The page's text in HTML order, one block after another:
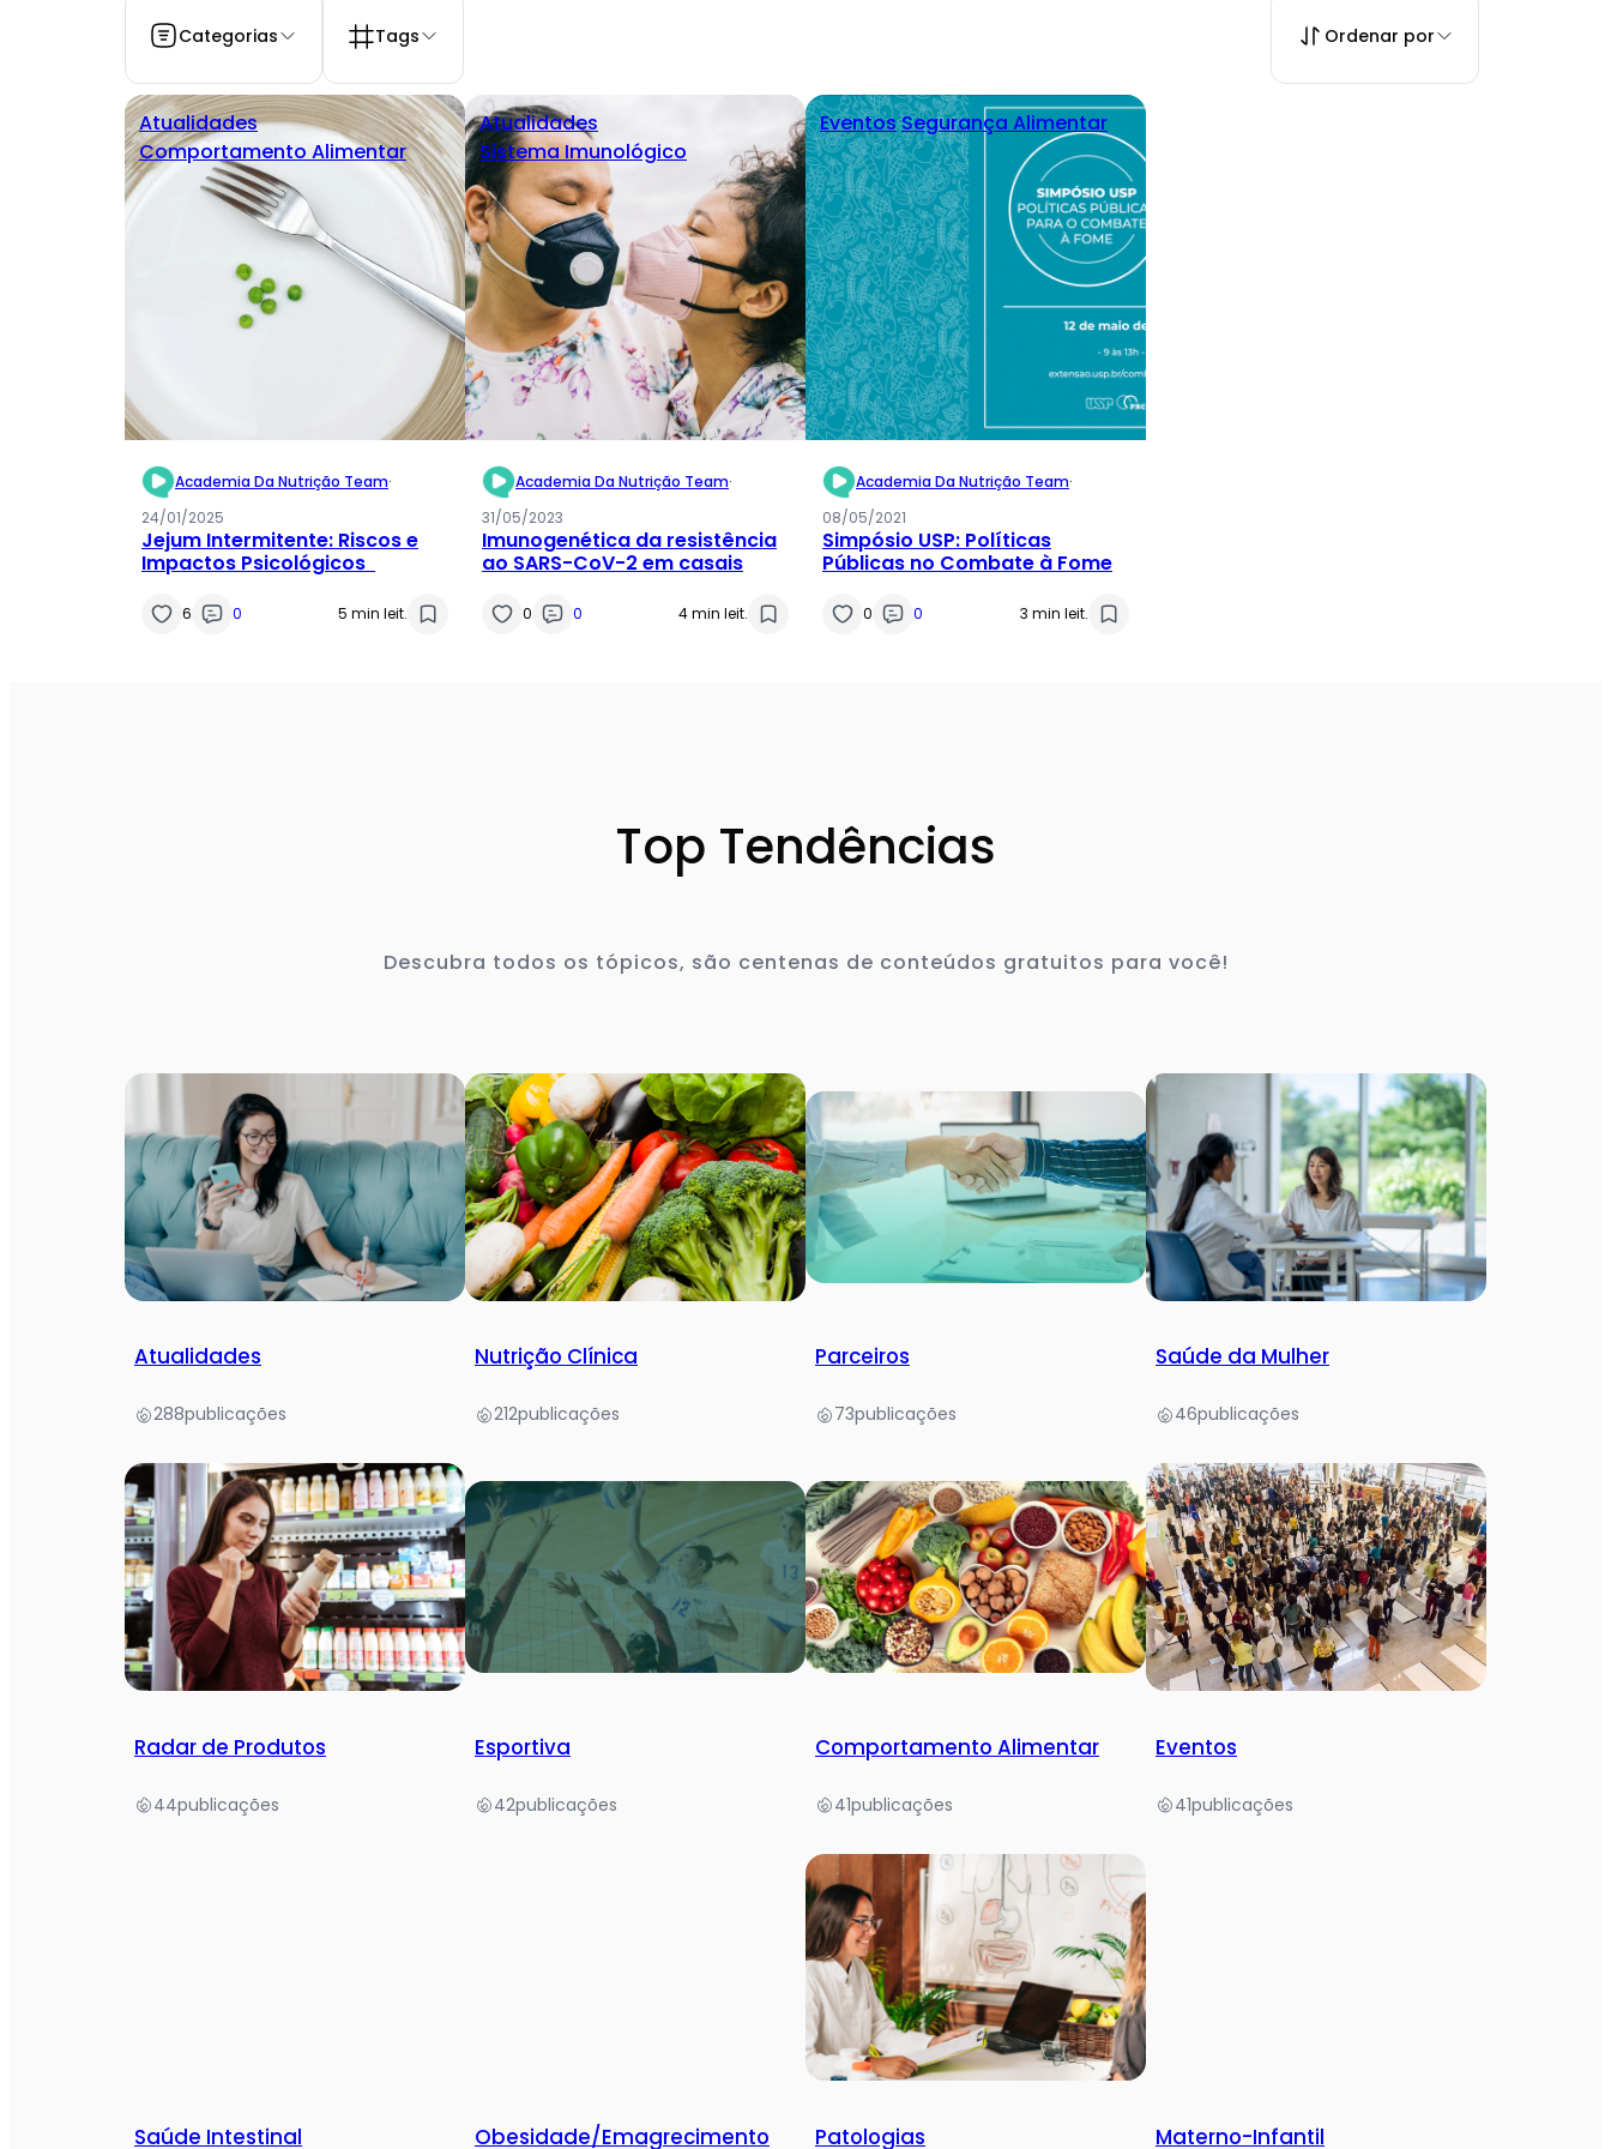
Categorias Tags Ordenar por
Atualidades
Comportamento Alimentar
Academia Da Nutrição Team·
24/01/2025
Jejum Intermitente: Riscos e
Impactos Psicológicos
6 0 5 min leit.
Atualidades
Sistema Imunológico
Academia Da Nutrição Team·
31/05/2023
Imunogenética da resistência
ao SARS-CoV-2 em casais
0 0 4 min leit.
EventosSegurança Alimentar
Academia Da Nutrição Team·
08/05/2021
Simpósio USP: Políticas
Públicas no Combate à Fome
0 0 3 min leit.
Top Tendências
Descubra todos os tópicos, são centenas de conteúdos gratuitos para você!
Atualidades
288publicações
Nutrição Clínica
212publicações
Parceiros
73publicações
Saúde da Mulher
46publicações
Radar de Produtos
44publicações
Esportiva
42publicações
Comportamento Alimentar
41publicações
Eventos
41publicações
Saúde Intestinal Obesidade/Emagrecimento Patologias Materno-Infantil